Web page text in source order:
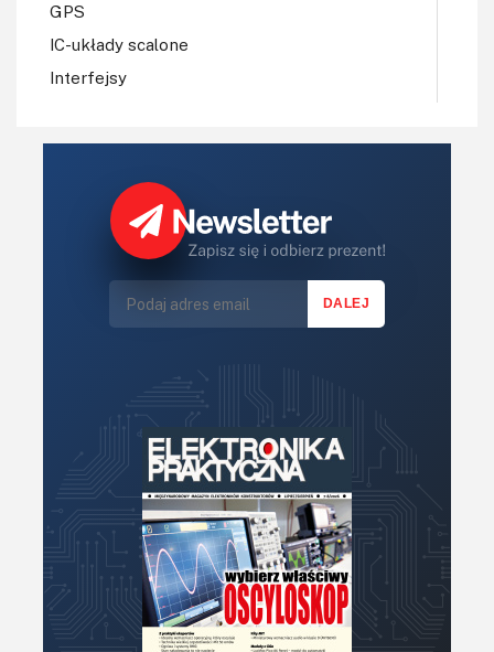
GPS
IC-układy scalone
Interfejsy
Koła Naukowe
LED/LCD/OLED
Mechatronika
Optoelektronika
PCB/Montaż
Podstawy elektroniki
Podzespoły bierne
Półprzewodniki
Pomiary i testy